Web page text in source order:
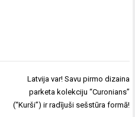
Latvija var! Savu pirmo dizaina
parketa kolekciju “Curonians”
(“Kurši”) ir radījuši sešstūra formā!